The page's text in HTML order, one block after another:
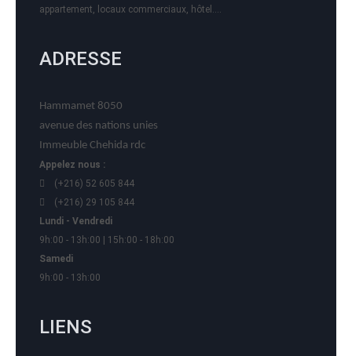
appartement, locaux commerciaux, hôtel….
ADRESSE
Hammamet 8050
avenue des nations unies
Immeuble Chehida rdc
Appelez nous :
(+216) 52 605 844
(+216) 29 105 844
Lundi - Vendredi
9h:00 - 13h:00 | 15h:00 - 18h:00
Samedi
9h:00 - 13h:00
LIENS